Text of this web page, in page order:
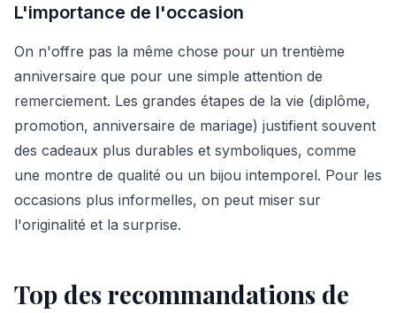
L'importance de l'occasion
On n'offre pas la même chose pour un trentième
anniversaire que pour une simple attention de
remerciement. Les grandes étapes de la vie (diplôme,
promotion, anniversaire de mariage) justifient souvent
des cadeaux plus durables et symboliques, comme
une montre de qualité ou un bijou intemporel. Pour les
occasions plus informelles, on peut miser sur
l'originalité et la surprise.
Top des recommandations de